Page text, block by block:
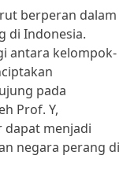
berperan dalam
di Indonesia.
antara kelompok-
pada
Prof. Y,
dapat menjadi
negara perang di